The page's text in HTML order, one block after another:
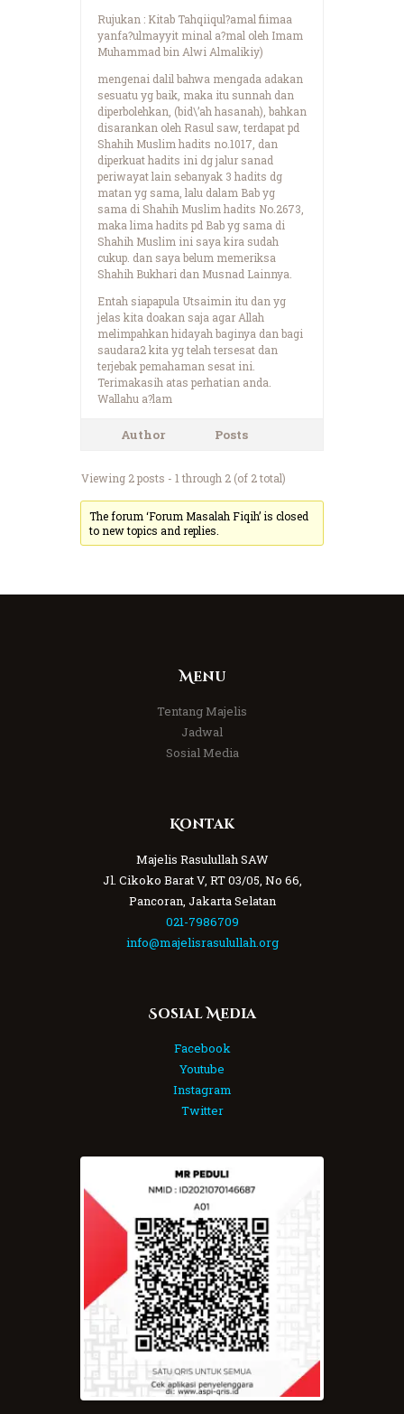
Rujukan : Kitab Tahqiiqul?amal fiimaa
yanfa?ulmayyit minal a?mal oleh Imam
Muhammad bin Alwi Almalikiy)
mengenai dalil bahwa mengada adakan
sesuatu yg baik, maka itu sunnah dan
diperbolehkan, (bid\’ah hasanah), bahkan
disarankan oleh Rasul saw, terdapat pd
Shahih Muslim hadits no.1017, dan
diperkuat hadits ini dg jalur sanad
periwayat lain sebanyak 3 hadits dg
matan yg sama, lalu dalam Bab yg
sama di Shahih Muslim hadits No.2673,
maka lima hadits pd Bab yg sama di
Shahih Muslim ini saya kira sudah
cukup. dan saya belum memeriksa
Shahih Bukhari dan Musnad Lainnya.
Entah siapapula Utsaimin itu dan yg
jelas kita doakan saja agar Allah
melimpahkan hidayah baginya dan bagi
saudara2 kita yg telah tersesat dan
terjebak pemahaman sesat ini.
Terimakasih atas perhatian anda.
Wallahu a?lam
Author Posts
Viewing 2 posts - 1 through 2 (of 2 total)
The forum ‘Forum Masalah Fiqih’ is closed
to new topics and replies.
Menu
Tentang Majelis
Jadwal
Sosial Media
Kontak
Majelis Rasulullah SAW
Jl. Cikoko Barat V, RT 03/05, No 66,
Pancoran, Jakarta Selatan
021-7986709
info@majelisrasulullah.org
Sosial Media
Facebook
Youtube
Instagram
Twitter